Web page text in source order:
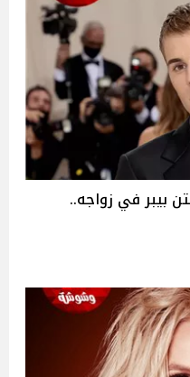
بيبر في زواجه..